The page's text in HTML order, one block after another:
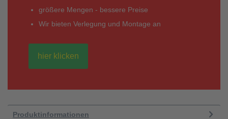
größere Mengen - bessere Preise
Wir bieten Verlegung und Montage an
hier klicken
Produktinformationen